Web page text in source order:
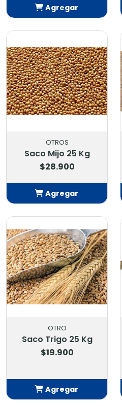
Agregar
Añadido
OTROS
Saco Mijo 25 Kg
$28.900
Agregar
OTRO
Saco Trigo 25 Kg
$19.900
Agregar